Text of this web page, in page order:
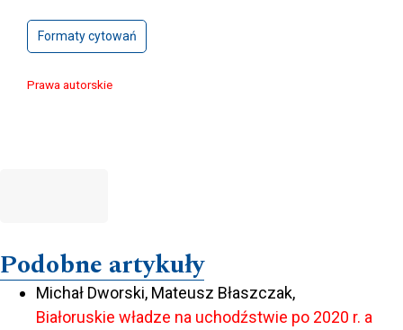
Formaty cytowań
Prawa autorskie
Podobne artykuły
Michał Dworski, Mateusz Błaszczak,
Białoruskie władze na uchodźstwie po 2020 r. a